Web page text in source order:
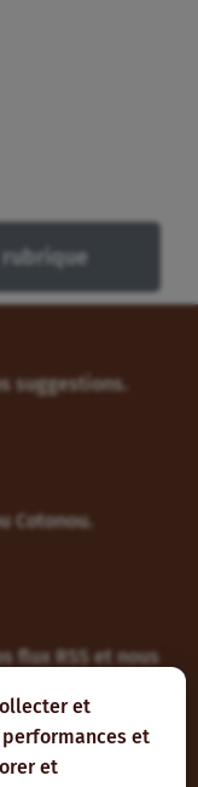
et
et
et
suggestions.
Cotonou.
flux RSS et nous